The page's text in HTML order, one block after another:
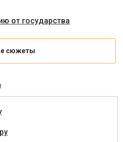
от государства
сюжеты